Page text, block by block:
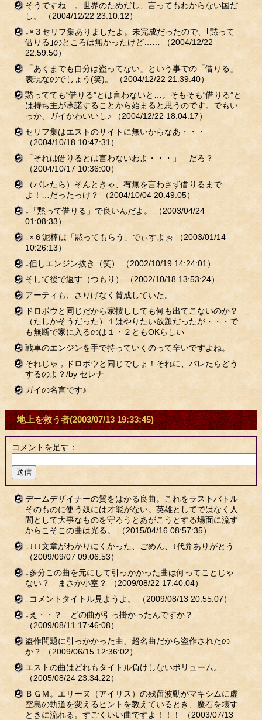
そうですね…。世界のためだし、言ってもわからない国だ
し。
（2004/12/22 23:10:12）
↓×３セリフ集ありましたよ。未完成だったので、｢黙って
借りる｣のところは無かったけど……
（2004/12/22
22:59:50）
「あくまでも自分は盗ってない」という事での「借りる」
表現なのでしょう(笑)。
（2004/12/22 21:39:40）
黙ってても“借りる”とは言わないと…。そもそも“借りる”と
は持ち主が承諾することから始まると思うのです。でもい
っか、ガイかわいいし♪
（2004/12/22 18:04:17）
セリフ集はエストのサイトに無いからなあ・・・
（2004/10/18 10:47:31）
「それは借りるとは言わないわよ・・・」 だろ？
（2004/10/17 10:36:00）
（バレたら）そんときゃ、有無を言わさず借りるまで
よ！…だったっけ？
（2004/10/04 20:49:05）
↓「黙って借りる」で良いんだよ。
（2003/04/24
01:08:33）
↓×６泥棒は「黙ってもらう」でぃすよぉ
（2003/01/14
10:26:13）
↓但しエンジン抜き（笑）
（2002/10/19 14:24:01）
そして後で返す（つもり）
（2002/10/18 13:53:24）
アーティも、さりげなく賛成していた。
ドロボウと同じだから家捜ししても何も出てこないのか？
（たしかそうだった）１はやりたい放題だったが・・・で
も無断で家に入るのは１・２ともOKらしい
戦車のエンジンを手で持っていくのって辛いですよね。
それじゃ，ドロボウと同じでしょ！それに、バレたらどう
するのよ？/by セレナ
ガイの名言です♪
地上を救う者(2003/07/13 19:33:45)
コメントを足す：
デームデザイナーの質をはかる良曲。これをラストバトル
そのものに使う奴には才能がない。英雄としてではなく人
間として大事なものを守ろうとあがこうとする場面に流す
からこそこの曲は光る。
（2015/04/16 08:57:35）
↓↓↓↓文章がわかりにくかった、ごめん、↓代弁ありがとう
（2009/09/07 09:06:53）
↓多分この曲を元にして引っかかった曲は何ってことじゃ
ない？ まさか小室？
（2009/08/22 17:40:04）
↓コメントタイトル見ようよ。
（2009/08/13 20:55:07）
↓え・・？ どの曲が引っ掛かったんですか？
（2009/08/11 17:46:08）
盗作問題に引っかかった曲、超名曲だから盗作されたの
か？
（2009/06/15 12:36:02）
エストの曲はどれもタイトル負けしないボリューム。
（2005/08/24 23:34:22）
ＢＧＭ。エリーヌ（アイリス）の残留波動がマキシムに虚
空島の軌道を変えるヒントを教えているとき、魔石を壊す
ときに流れる。すごくいい曲ですよ！！！
（2003/07/13